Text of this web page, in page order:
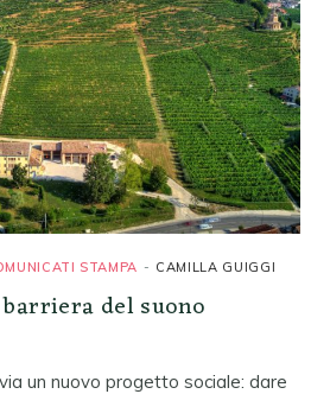
STAMPA CAMILLA GUIGGI
del suono
un nuovo progetto sociale: dare